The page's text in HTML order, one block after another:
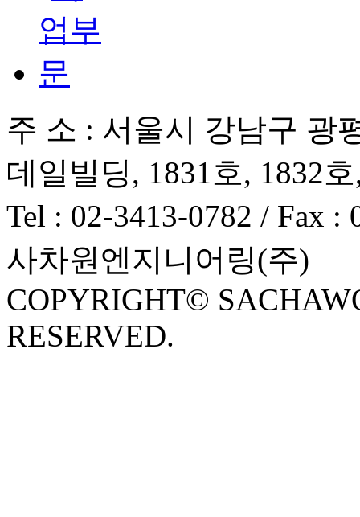
주 소 : 서울시 강남구 광
데일빌딩, 1831호, 1832
Tel : 02-3413-0782 / Fax
사차원엔지니어링(주)
COPYRIGHT©
RESERVED.